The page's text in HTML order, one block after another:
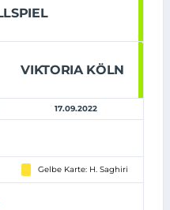
VIKTORIA KÖLN
17.09.2022
Gelbe Karte: H. Saghiri